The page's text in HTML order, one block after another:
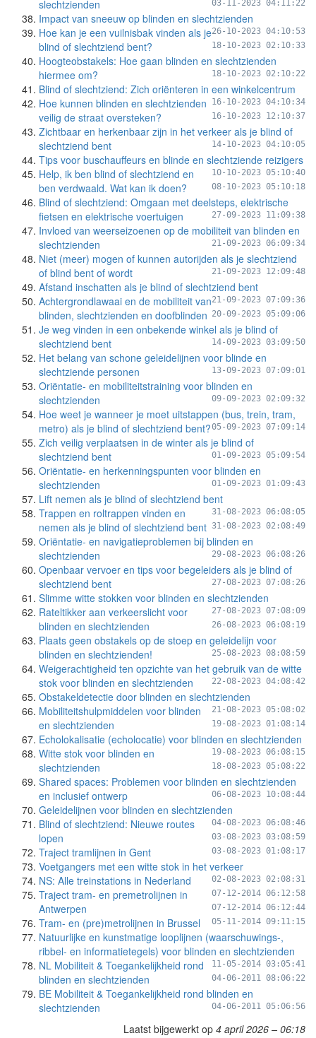
slechtzienden
03-11-2023 04:11:22
Impact van sneeuw op blinden en slechtzienden
26-10-2023 04:10:53
Hoe kan je een vuilnisbak vinden als je
blind of slechtziend bent?
18-10-2023 02:10:33
Hoogteobstakels: Hoe gaan blinden en slechtzienden
hiermee om?
18-10-2023 02:10:22
Blind of slechtziend: Zich oriënteren in een winkelcentrum
16-10-2023 04:10:34
Hoe kunnen blinden en slechtzienden
veilig de straat oversteken?
16-10-2023 12:10:37
Zichtbaar en herkenbaar zijn in het verkeer als je blind of
slechtziend bent
14-10-2023 04:10:05
Tips voor buschauffeurs en blinde en slechtziende reizigers
10-10-2023 05:10:40
Help, ik ben blind of slechtziend en
ben verdwaald. Wat kan ik doen?
08-10-2023 05:10:18
Blind of slechtziend: Omgaan met deelsteps, elektrische
fietsen en elektrische voertuigen
27-09-2023 11:09:38
Invloed van weerseizoenen op de mobiliteit van blinden en
slechtzienden
21-09-2023 06:09:34
Niet (meer) mogen of kunnen autorijden als je slechtziend
of blind bent of wordt
21-09-2023 12:09:48
Afstand inschatten als je blind of slechtziend bent
21-09-2023 07:09:36
Achtergrondlawaai en de mobiliteit van
blinden, slechtzienden en doofblinden 20-09-2023 05:09:06
Je weg vinden in een onbekende winkel als je blind of
slechtziend bent
14-09-2023 03:09:50
Het belang van schone geleidelijnen voor blinde en
slechtziende personen
13-09-2023 07:09:01
Oriëntatie- en mobiliteitstraining voor blinden en
slechtzienden
09-09-2023 02:09:32
Hoe weet je wanneer je moet uitstappen (bus, trein, tram,
metro) als je blind of slechtziend bent?05-09-2023 07:09:14
Zich veilig verplaatsen in de winter als je blind of
slechtziend bent
01-09-2023 05:09:54
Oriëntatie- en herkenningspunten voor blinden en
slechtzienden
01-09-2023 01:09:43
Lift nemen als je blind of slechtziend bent
31-08-2023 06:08:05
Trappen en roltrappen vinden en
nemen als je blind of slechtziend bent 31-08-2023 02:08:49
Oriëntatie- en navigatieproblemen bij blinden en
slechtzienden
29-08-2023 06:08:26
Openbaar vervoer en tips voor begeleiders als je blind of
slechtziend bent
27-08-2023 07:08:26
Slimme witte stokken voor blinden en slechtzienden
27-08-2023 07:08:09
Rateltikker aan verkeerslicht voor
blinden en slechtzienden
26-08-2023 06:08:19
Plaats geen obstakels op de stoep en geleidelijn voor
blinden en slechtzienden!
25-08-2023 08:08:59
Weigerachtigheid ten opzichte van het gebruik van de witte
stok voor blinden en slechtzienden
22-08-2023 04:08:42
Obstakeldetectie door blinden en slechtzienden
21-08-2023 05:08:02
Mobiliteitshulpmiddelen voor blinden
en slechtzienden
19-08-2023 01:08:14
Echolokalisatie (echolocatie) voor blinden en slechtzienden
19-08-2023 06:08:15
Witte stok voor blinden en
slechtzienden
18-08-2023 05:08:22
Shared spaces: Problemen voor blinden en slechtzienden
en inclusief ontwerp
06-08-2023 10:08:44
Geleidelijnen voor blinden en slechtzienden
04-08-2023 06:08:46
Blind of slechtziend: Nieuwe routes
lopen
03-08-2023 03:08:59
Traject tramlijnen in Gent 03-08-2023 01:08:17
Voetgangers met een witte stok in het verkeer
02-08-2023 02:08:31
NS: Alle treinstations in Nederland
07-12-2014 06:12:58
Traject tram- en premetrolijnen in
Antwerpen
07-12-2014 06:12:44
Tram- en (pre)metrolijnen in Brussel 05-11-2014 09:11:15
Natuurlijke en kunstmatige looplijnen (waarschuwings-,
ribbel- en informatietegels) voor blinden en slechtzienden
11-05-2014 03:05:41
NL Mobiliteit & Toegankelijkheid rond
blinden en slechtzienden
04-06-2011 08:06:22
BE Mobiliteit & Toegankelijkheid rond blinden en
slechtzienden
04-06-2011 05:06:56
Laatst bijgewerkt op 4 april 2026 – 06:18